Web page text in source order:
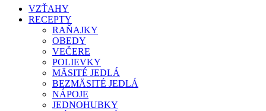
VZŤAHY
RECEPTY
RAŇAJKY
OBEDY
VEČERE
POLIEVKY
MÄSITÉ JEDLÁ
BEZMÄSITÉ JEDLÁ
NÁPOJE
JEDNOHUBKY